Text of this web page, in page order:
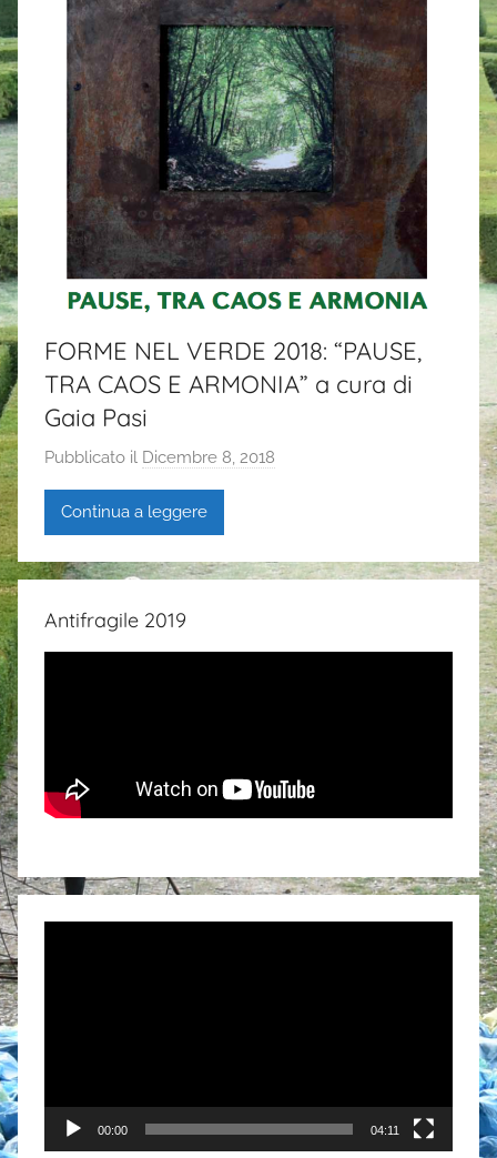
FORME NEL VERDE 2018: “PAUSE,
TRA CAOS E ARMONIA” a cura di
Gaia Pasi
Pubblicato il Dicembre 8, 2018
i
Continua a leggere
Antifragile 2019
00:00 04:11